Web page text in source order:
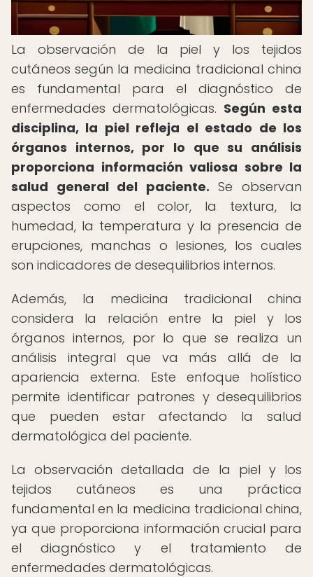
La observación de la piel y los tejidos
cutáneos según la medicina tradicional china
es fundamental para el diagnóstico de
enfermedades dermatológicas. Según esta
disciplina, la piel refleja el estado de los
órganos internos, por lo que su análisis
proporciona información valiosa sobre la
salud general del paciente. Se observan
aspectos como el color, la textura, la
humedad, la temperatura y la presencia de
erupciones, manchas o lesiones, los cuales
son indicadores de desequilibrios internos.
Además, la medicina tradicional china
considera la relación entre la piel y los
órganos internos, por lo que se realiza un
análisis integral que va más allá de la
apariencia externa. Este enfoque holístico
permite identificar patrones y desequilibrios
que pueden estar afectando la salud
dermatológica del paciente.
La observación detallada de la piel y los
tejidos cutáneos es una práctica
fundamental en la medicina tradicional china,
ya que proporciona información crucial para
el diagnóstico y el tratamiento de
enfermedades dermatológicas.